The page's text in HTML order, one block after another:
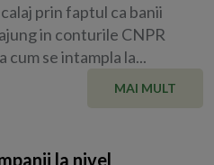
prin faptul ca banii
in conturile CNPR
cum se intampla la...
MAI MULT
la nivel